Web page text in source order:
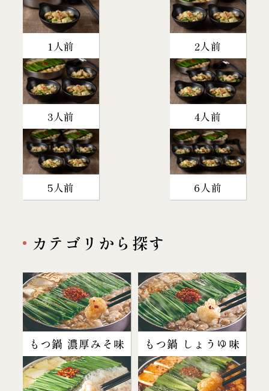
1人前 2人前
3人前 4人前
5人前 6人前
カテゴリから探す
もつ鍋 濃厚みそ味 もつ鍋 しょうゆ味